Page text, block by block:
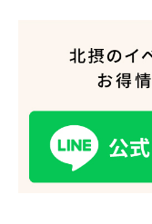
#自然と
#あなたはどっち？